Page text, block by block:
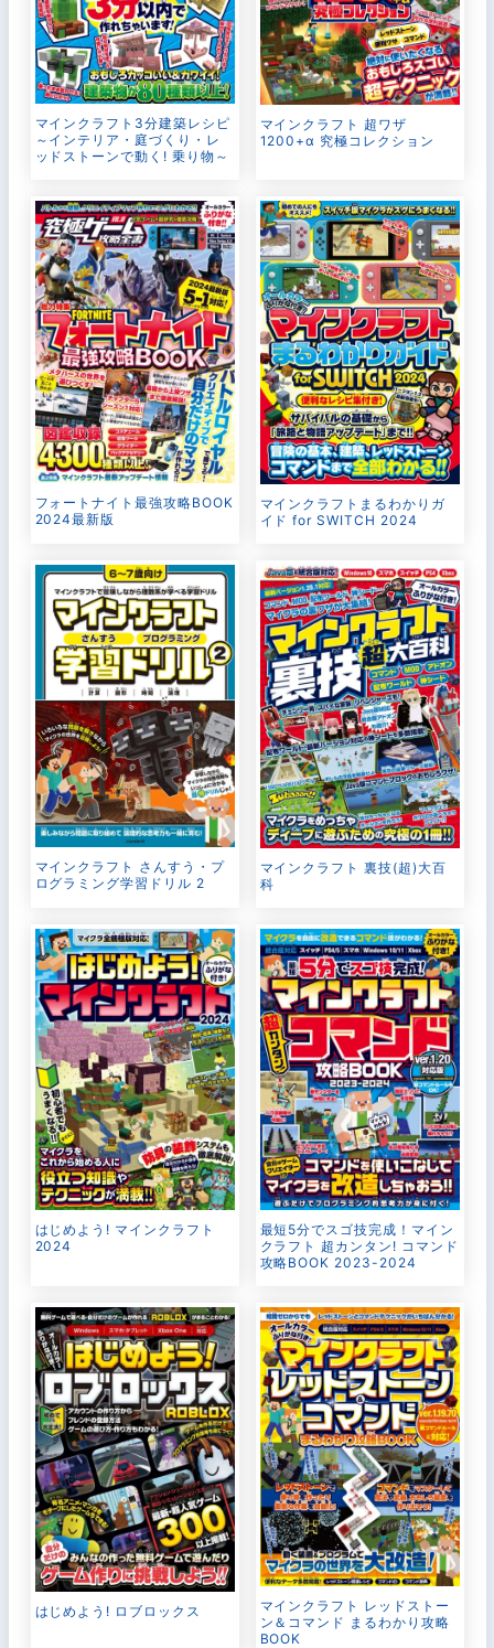
マインクラフト3分建築レシピ
～インテリア・庭づくり・レ
ッドストーンで動く! 乗り物～
マインクラフト 超ワザ
1200+α 究極コレクション
フォートナイト最強攻略BOOK
2024最新版
マインクラフトまるわかりガ
イド for SWITCH 2024
マインクラフト さんすう・プ
ログラミング学習ドリル 2
マインクラフト 裏技(超)大百
科
はじめよう! マインクラフト
2024
最短5分でスゴ技完成！マイン
クラフト 超カンタン! コマンド
攻略BOOK 2023-2024
はじめよう! ロブロックス
マインクラフト レッドストー
ン＆コマンド まるわかり攻略
BOOK